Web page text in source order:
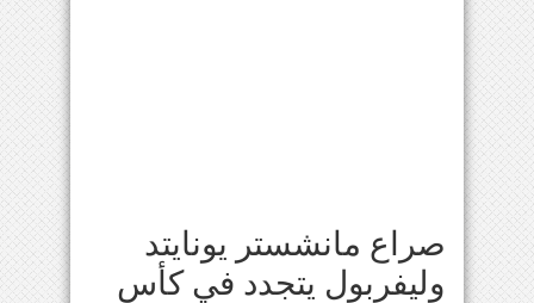
صراع مانشستر يونايتد
وليفربول يتجدد في كأس